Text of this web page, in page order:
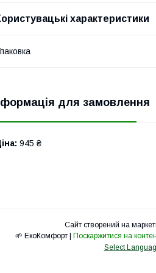
характеристики
для замовлення
945 ₴
Сайт створений на
Поскаржитися на
Select